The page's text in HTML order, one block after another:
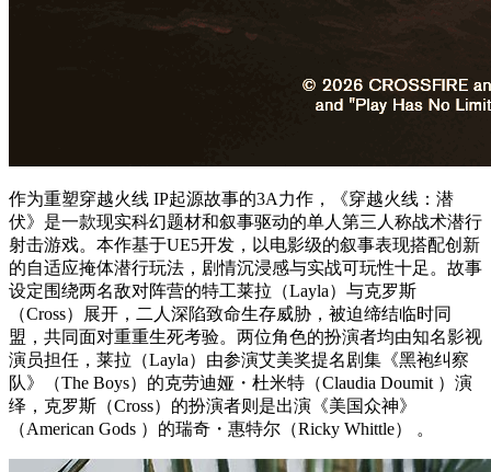
作为重塑穿越火线 IP起源故事的3A力作，《穿越火线：潜
伏》是一款现实科幻题材和叙事驱动的单人第三人称战术潜行
射击游戏。本作基于UE5开发，以电影级的叙事表现搭配创新
的自适应掩体潜行玩法，剧情沉浸感与实战可玩性十足。故事
设定围绕两名敌对阵营的特工莱拉（Layla）与克罗斯
（Cross）展开，二人深陷致命生存威胁，被迫缔结临时同
盟，共同面对重重生死考验。两位角色的扮演者均由知名影视
演员担任，莱拉（Layla）由参演艾美奖提名剧集《黑袍纠察
队》（The Boys）的克劳迪娅・杜米特（Claudia Doumit ）演
绎，克罗斯（Cross）的扮演者则是出演《美国众神》
（American Gods ）的瑞奇・惠特尔（Ricky Whittle） 。